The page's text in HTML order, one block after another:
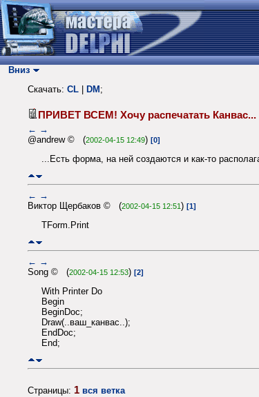
Вниз
Скачать: CL DM ;
ПРИВЕТ ВСЕМ! Хочу распечатать Канвас...
← →
@andrew © (2002-04-15 12:49) [0]
...Есть форма, на ней создаются и как-то
← →
Виктор Щербаков © (2002-04-15 12:51) [1]
TForm.Print
← →
Song © (2002-04-15 12:53) [2]
With Printer Do
Begin
BeginDoc;
Draw(..ваш_канвас..);
EndDoc;
End;
Страницы: 1 вся ветка